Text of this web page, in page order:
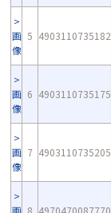
画
像
5 4903110735182
画
像
6 4903110735175
画
像
7 4903110735205
画 8 4970470087770